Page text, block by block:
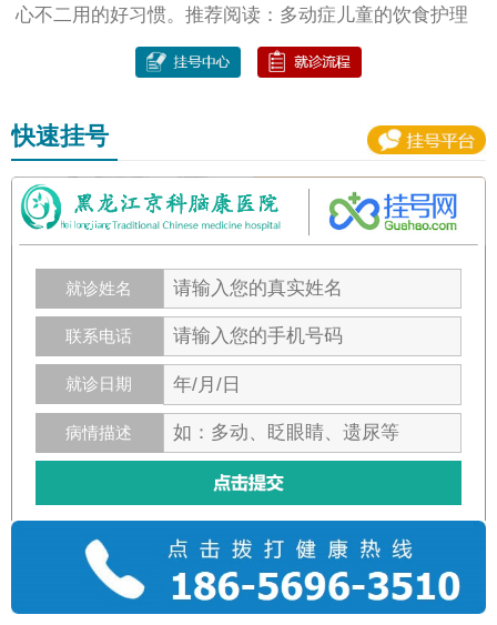
心不二用的好习惯。推荐阅读：多动症儿童的饮食护理
快速挂号
就诊姓名
联系电话
就诊日期
病情描述